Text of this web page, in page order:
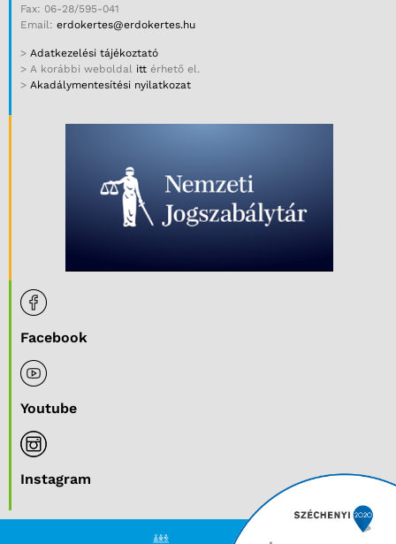
Fax: 06-28/595-041
Email: erdokertes@erdokertes.hu
> Adatkezelési tájékoztató
> A korábbi weboldal itt érhető el.
> Akadálymentesítési nyilatkozat
Facebook
Youtube
Instagram